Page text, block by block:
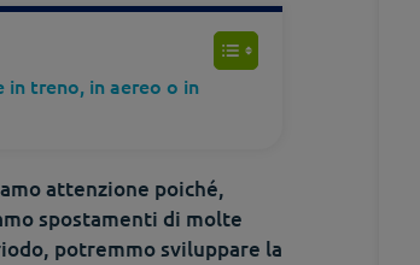
in treno, in aereo o in
attenzione poiché,
spostamenti di molte
potremmo sviluppare la